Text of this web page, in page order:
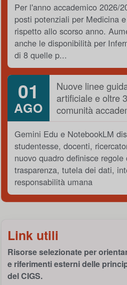
Per l'anno accademico 2026/
posti potenziali per Medicina
rispetto allo scorso anno.
anche le disponibilità per
di 8 quelle p...
01
AGO
Nuove linee
artificiale e oltre
comunità
Gemini Edu e NotebookLM
studentesse, docenti,
nuovo quadro definisce regole
trasparenza, tutela dei dati,
responsabilità umana
Link utili
Risorse selezionate per
e riferimenti esterni delle
del CIGS.